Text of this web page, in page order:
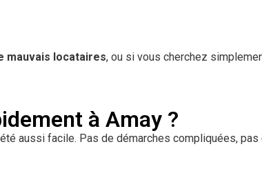
mauvais locataires, ou si vous cherchez
à Amay ?
été aussi facile. Pas de démarches compliquées,